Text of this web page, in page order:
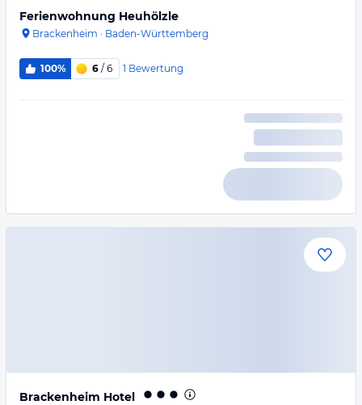
Ferienwohnung Heuhölzle
Brackenheim · Baden-Württemberg
100% 6 / 6 1 Bewertung
Brackenheim Hotel